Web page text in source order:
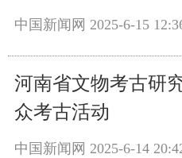
中国新闻网 2025-6-15
河南省文物考古研
众考古活动
中国新闻网 2025-6-14